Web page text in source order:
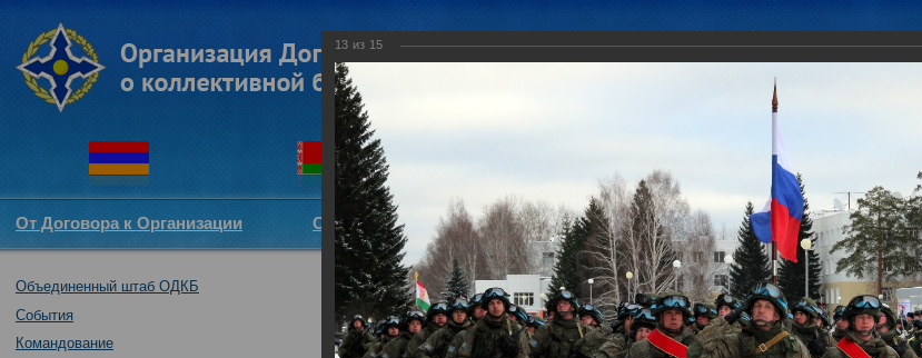
От Договора к Организации Структура ОДКБ Новости Документы Аналитика
Объединенный штаб ОДКБ
События
Командование
Торжественная церемония открытия командно-штабных учений с
контингентами государств-членов ОДКБ «Нерушимое Братство-2018».
30.10.2018
13 из 15